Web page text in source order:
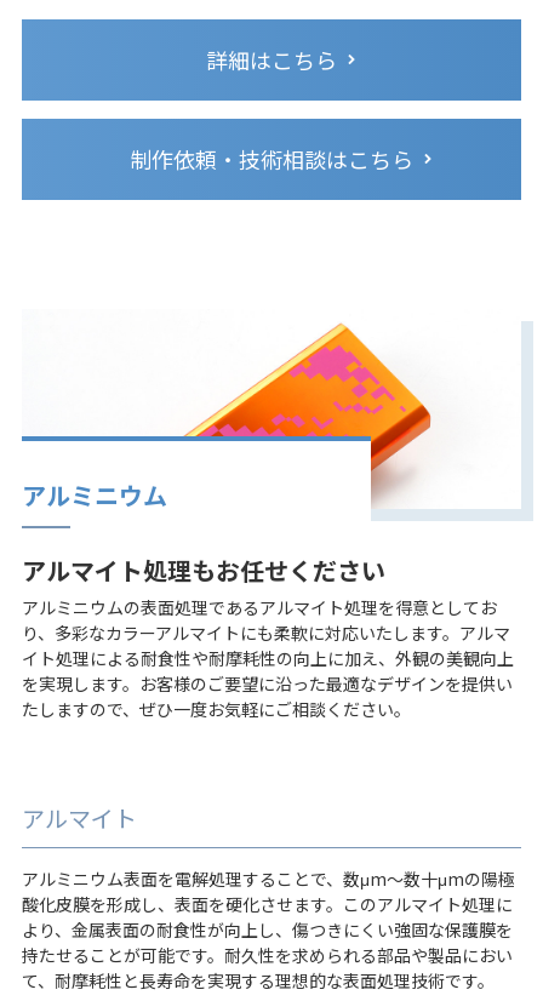
詳細はこちら
制作依頼・技術相談はこちら
アルミニウム
アルマイト処理もお任せください
アルミニウムの表面処理であるアルマイト処理を得意としてお
り、多彩なカラーアルマイトにも柔軟に対応いたします。アルマ
イト処理による耐食性や耐摩耗性の向上に加え、外観の美観向上
を実現します。お客様のご要望に沿った最適なデザインを提供い
たしますので、ぜひ一度お気軽にご相談ください。
アルマイト
アルミニウム表面を電解処理することで、数μm～数十μmの陽極
酸化皮膜を形成し、表面を硬化させます。このアルマイト処理に
より、金属表面の耐食性が向上し、傷つきにくい強固な保護膜を
持たせることが可能です。耐久性を求められる部品や製品におい
て、耐摩耗性と長寿命を実現する理想的な表面処理技術です。